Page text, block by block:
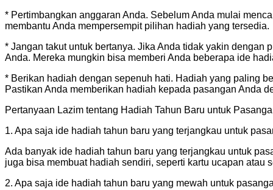
* Pertimbangkan anggaran Anda. Sebelum Anda mulai
membantu Anda mempersempit pilihan hadiah yang tersedia.
* Jangan takut untuk bertanya. Jika Anda tidak yakin
Anda. Mereka mungkin bisa memberi Anda beberapa ide
* Berikan hadiah dengan sepenuh hati. Hadiah yang paling
Pastikan Anda memberikan hadiah kepada pasangan Anda
Pertanyaan Lazim tentang Hadiah Tahun Baru untuk
1. Apa saja ide hadiah tahun baru yang terjangkau untuk
Ada banyak ide hadiah tahun baru yang terjangkau untuk
juga bisa membuat hadiah sendiri, seperti kartu ucapan atau
2. Apa saja ide hadiah tahun baru yang mewah untuk